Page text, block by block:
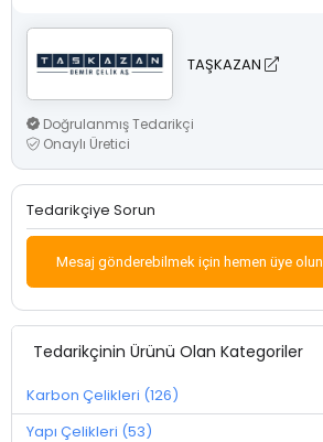
TAŞKAZAN
Doğrulanmış Tedarikçi
Onaylı Üretici
Tedarikçiye Sorun
Mesaj gönderebilmek için hemen üye olun
Tedarikçinin Ürünü Olan Kategoriler
Karbon Çelikleri (126)
Yapı Çelikleri (53)